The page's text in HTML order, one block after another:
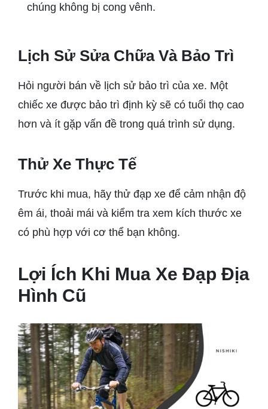
chúng không bị cong vênh.
Lịch Sử Sửa Chữa Và Bảo Trì
Hỏi người bán về lịch sử bảo trì của xe. Một
chiếc xe được bảo trì định kỳ sẽ có tuổi thọ cao
hơn và ít gặp vấn đề trong quá trình sử dụng.
Thử Xe Thực Tế
Trước khi mua, hãy thử đạp xe để cảm nhận độ
êm ái, thoải mái và kiểm tra xem kích thước xe
có phù hợp với cơ thể bạn không.
Lợi Ích Khi Mua Xe Đạp Địa
Hình Cũ